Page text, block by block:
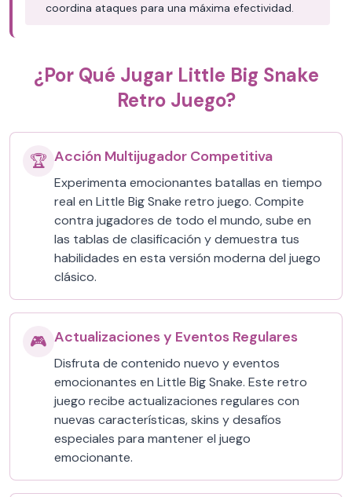
coordina ataques para una máxima efectividad.
¿Por Qué Jugar Little Big Snake
Retro Juego?
🏆 Acción Multijugador Competitiva
Experimenta emocionantes batallas en tiempo
real en Little Big Snake retro juego. Compite
contra jugadores de todo el mundo, sube en
las tablas de clasificación y demuestra tus
habilidades en esta versión moderna del juego
clásico.
🎮 Actualizaciones y Eventos Regulares
Disfruta de contenido nuevo y eventos
emocionantes en Little Big Snake. Este retro
juego recibe actualizaciones regulares con
nuevas características, skins y desafíos
especiales para mantener el juego
emocionante.